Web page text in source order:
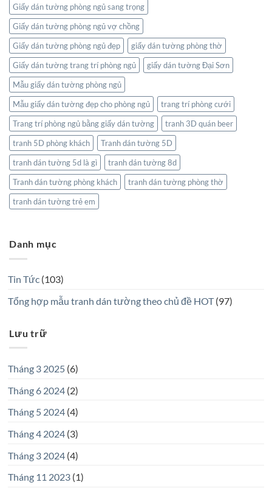
Giấy dán tường phòng ngủ sang trọng
Giấy dán tường phòng ngủ vợ chồng
Giấy dán tường phòng ngủ đẹp
giấy dán tường phòng thờ
Giấy dán tường trang trí phòng ngủ
giấy dán tường Đại Sơn
Mẫu giấy dán tường phòng ngủ
Mẫu giấy dán tường đẹp cho phòng ngủ
trang trí phòng cưới
Trang trí phòng ngủ bằng giấy dán tường
tranh 3D quán beer
tranh 5D phòng khách
Tranh dán tường 5D
tranh dán tường 5d là gì
tranh dán tường 8d
Tranh dán tường phòng khách
tranh dán tường phòng thờ
tranh dán tường trẻ em
Danh mục
Tin Tức(103)
Tổng hợp mẫu tranh dán tường theo chủ đề HOT(97)
Lưu trữ
Tháng 3 2025(6)
Tháng 6 2024(2)
Tháng 5 2024(4)
Tháng 4 2024(3)
Tháng 3 2024(4)
Tháng 11 2023(1)